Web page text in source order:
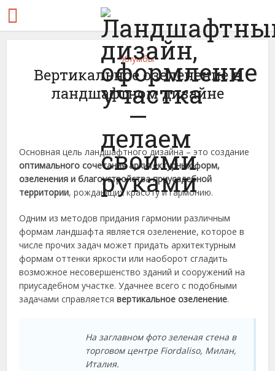
Клумбы
Вертикальное озеленение в
ландшафтном дизайне
Основная цель ландшафтного дизайна – это создание
оптимального сочетания архитектурных форм,
озеленения и благоустройства приусадебной
территории, рождающих красоту и гармонию.
Одним из методов придания гармонии различным
формам ландшафта является озеленение, которое в
числе прочих задач может придать архитектурным
формам оттенки яркости или наоборот сгладить
возможное несовершенство зданий и сооружений на
приусадебном участке. Удачнее всего с подобными
задачами справляетсявертикальное озеленение.
На заглавном фото зеленая стена в
торговом центре Fiordaliso, Милан,
Италия.